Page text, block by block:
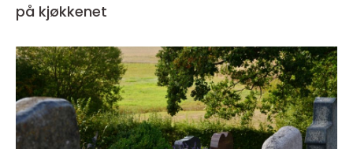
på kjøkkenet